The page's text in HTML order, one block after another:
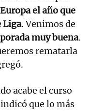
el año que
Liga. Venimos de
muy buena.
rematarla
acabe el curso
que lo más